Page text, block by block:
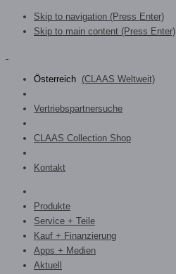
Skip to navigation (Press Enter)
Skip to main content (Press Enter)
Österreich (CLAAS Weltweit)
Vertriebspartnersuche
CLAAS Collection Shop
Kontakt
Produkte
Service + Teile
Kauf + Finanzierung
Apps + Medien
Aktuell